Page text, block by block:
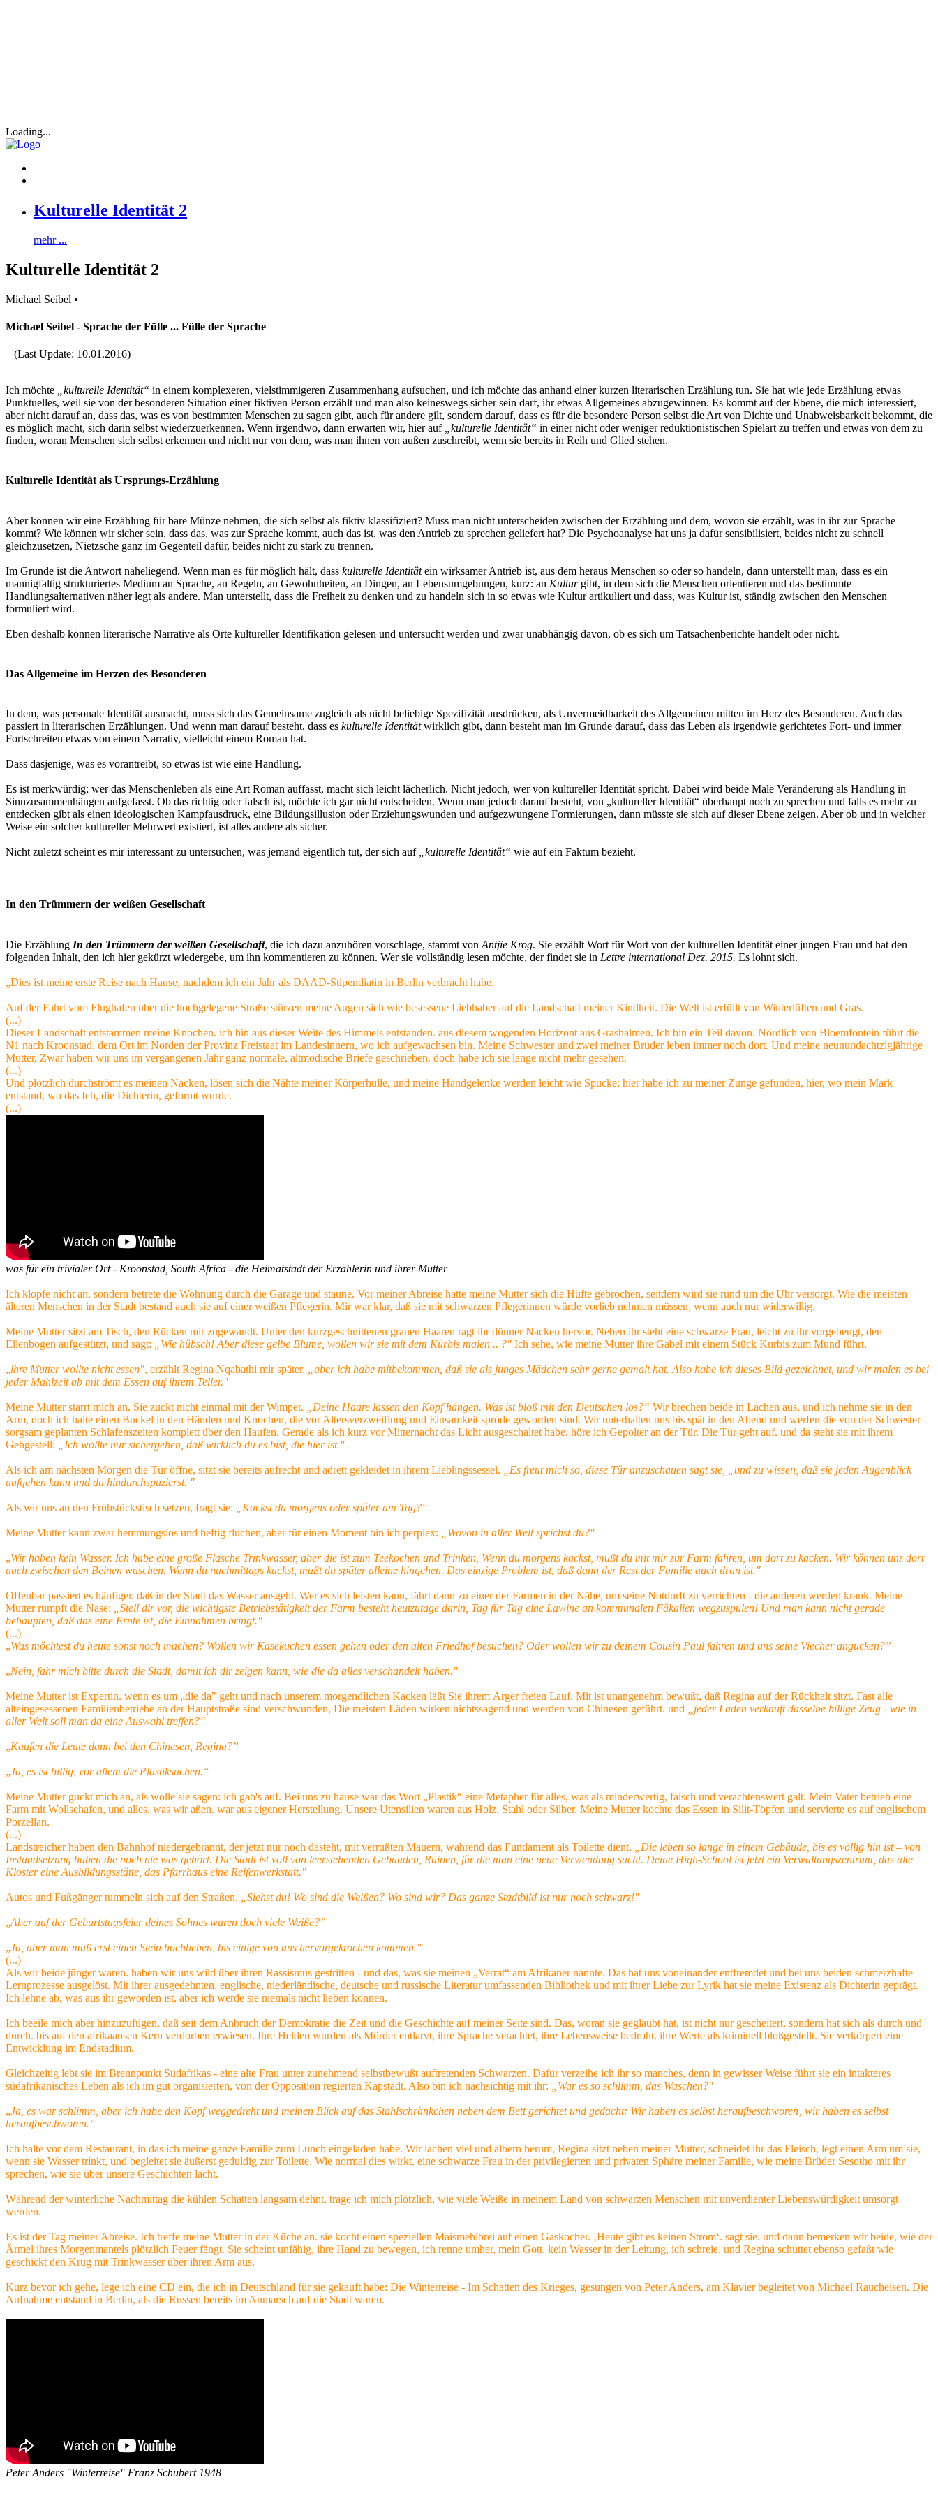
Loading...
Kulturelle Identität 2
mehr ...
Kulturelle Identität 2
Michael Seibel •
Michael Seibel - Sprache der Fülle ... Fülle der Sprache
(Last Update: 10.01.2016)
Ich möchte „kulturelle Identität“ in einem komplexeren, vielstimmigeren Zusammenhang aufsuchen, und ich möchte das anhand einer kurzen literarischen Erzählung tun. Sie hat wie jede Erzählung etwas
Punktuelles, weil sie von der besonderen Situation einer fiktiven Person erzählt und man also keineswegs sicher sein darf, ihr etwas Allgemeines abzugewinnen. Es kommt auf der Ebene, die mich interessiert,
aber nicht darauf an, dass das, was es von bestimmten Menschen zu sagen gibt, auch für andere gilt, sondern darauf, dass es für die besondere Person selbst die Art von Dichte und Unabweisbarkeit bekommt, die
es möglich macht, sich darin selbst wiederzuerkennen. Wenn irgendwo, dann erwarten wir, hier auf
„kulturelle Identität“ in einer nicht oder weniger reduktionistischen Spielart zu treffen und etwas von dem zu
finden, woran Menschen sich selbst erkennen und nicht nur von dem, was man ihnen von außen zuschreibt, wenn sie bereits in Reih und Glied stehen.
Kulturelle Identität als Ursprungs-Erzählung
Aber können wir eine Erzählung für bare Münze nehmen, die sich selbst als fiktiv klassifiziert? Muss man nicht unterscheiden zwischen der Erzählung und dem, wovon sie erzählt, was in ihr zur Sprache
kommt? Wie können wir sicher sein, dass das, was zur Sprache kommt, auch das ist, was den Antrieb zu sprechen geliefert hat? Die Psychoanalyse hat uns ja dafür sensibilisiert, beides nicht zu schnell
gleichzusetzen, Nietzsche ganz im Gegenteil dafür, beides nicht zu stark zu trennen.
Im Grunde ist die Antwort naheliegend. Wenn man es für möglich hält, dass kulturelle Identitätein wirksamer Antrieb ist, aus dem heraus Menschen so oder so handeln, dann unterstellt man, dass es ein
mannigfaltig strukturiertes Medium an Sprache, an Regeln, an Gewohnheiten, an Dingen, an Lebensumgebungen, kurz: an Kulturgibt, in dem sich die Menschen orientieren und das bestimmte
Handlungsalternativen näher legt als andere. Man unterstellt, dass die Freiheit zu denken und zu handeln sich in so etwas wie Kultur artikuliert und dass, was Kultur ist, ständig zwischen den Menschen
formuliert wird.
Eben deshalb können literarische Narrative als Orte kultureller Identifikation gelesen und untersucht werden und zwar unabhängig davon, ob es sich um Tatsachenberichte handelt oder nicht.
Das Allgemeine im Herzen des Besonderen
In dem, was personale Identität ausmacht, muss sich das Gemeinsame zugleich als nicht beliebige Spezifizität ausdrücken, als Unvermeidbarkeit des Allgemeinen mitten im Herz des Besonderen. Auch das
passiert in literarischen Erzählungen. Und wenn man darauf besteht, dass es kulturelle Identitätwirklich gibt, dann besteht man im Grunde darauf, dass das Leben als irgendwie gerichtetes Fort- und immer
Fortschreiten etwas von einem Narrativ, vielleicht einem Roman hat.
Dass dasjenige, was es vorantreibt, so etwas ist wie eine Handlung.
Es ist merkwürdig; wer das Menschenleben als eine Art Roman auffasst, macht sich leicht lächerlich. Nicht jedoch, wer von kultureller Identität spricht. Dabei wird beide Male Veränderung als Handlung in
Sinnzusammenhängen aufgefasst. Ob das richtig oder falsch ist, möchte ich gar nicht entscheiden. Wenn man jedoch darauf besteht, von „kultureller Identität“ überhaupt noch zu sprechen und falls es mehr zu
entdecken gibt als einen ideologischen Kampfausdruck, eine Bildungsillusion oder Erziehungswunden und aufgezwungene Formierungen, dann müsste sie sich auf dieser Ebene zeigen. Aber ob und in welcher
Weise ein solcher kultureller Mehrwert existiert, ist alles andere als sicher.
Nicht zuletzt scheint es mir interessant zu untersuchen, was jemand eigentlich tut, der sich auf „kulturelle Identität“ wie auf ein Faktum bezieht.
In den Trümmern der weißen Gesellschaft
Die Erzählung In den Trümmern der weißen Gesellschaft, die ich dazu anzuhören vorschlage, stammt von Antjie Krog. Sie erzählt Wort für Wort von der kulturellen Identität einer jungen Frau und hat den
folgenden Inhalt, den ich hier gekürzt wiedergebe, um ihn kommentieren zu können. Wer sie vollständig lesen möchte, der findet sie in Lettre international Dez. 2015. Es lohnt sich.
„Dies ist meine erste Reise nach Hause, nachdem ich ein Jahr als DAAD-Stipendiatin in Berlin verbracht habe.
Auf der Fahrt vom Flughafen über die hochgelegene Straße stürzen meine Augen sich wie besessene Liebhaber auf die Landschaft meiner Kindheit. Die Welt ist erfüllt von Winterlüften und Gras.
(...)
Dieser Landschaft entstammen meine Knochen. ich bin aus dieser Weite des Himmels entstanden. aus diesem wogenden Horizont aus Grashalmen. Ich bin ein Teil davon. Nördlich von Bloemfontein führt die
N1 nach Kroonstad. dem Ort im Norden der Provinz Freistaat im Landesinnern, wo ich aufgewachsen bin. Meine Schwester und zwei meiner Brüder leben immer noch dort. Und meine neunundachtzigjährige
Mutter, Zwar haben wir uns im vergangenen Jahr ganz normale, altmodische Briefe geschrieben. doch habe ich sie lange nicht mehr gesehen.
(...)
Und plötzlich durchströmt es meinen Nacken, lösen sich die Nähte meiner Körperhülle, und meine Handgelenke werden leicht wie Spucke; hier habe ich zu meiner Zunge gefunden, hier, wo mein Mark
entstand, wo das Ich, die Dichterin, geformt wurde.
(...)
was für ein trivialer Ort - Kroonstad, South Africa - die Heimatstadt der Erzählerin und ihrer Mutter
Ich klopfe nicht an, sondern betrete die Wohnung durch die Garage und staune. Vor meiner Abreise hatte meine Mutter sich die Hüfte gebrochen, seitdem wird sie rund um die Uhr versorgt. Wie die meisten
älteren Menschen in der Stadt bestand auch sie auf einer weißen Pflegerin. Mir war klar, daß sie mit schwarzen Pflegerinnen würde vorlieb nehmen müssen, wenn auch nur widerwillig.
Meine Mutter sitzt am Tisch, den Rücken mir zugewandt. Unter den kurzgeschnittenen grauen Haaren ragt ihr dünner Nacken hervor. Neben ihr steht eine schwarze Frau, leicht zu ihr vorgebeugt, den
Ellenbogen aufgestützt, und sagt:
„Wie hübsch! Aber diese gelbe Blume, wollen wir sie mit dem Kürbis malen .. ?" Ich sehe, wie meine Mutter ihre Gabel mit einem Stück Kurbis zum Mund führt.
„lhre Mutter wollte nicht essen", erzählt Regina Nqabathi mir später, „aber ich habe mitbekommen, daß sie als junges Mädchen sehr gerne gemalt hat. Also habe ich dieses Bild gezeichnet, und wir malen es bei
jeder Mahlzeit ab mit dem Essen auf ihrem Teller."
Meine Mutter starrt mich an. Sie zuckt nicht einmal mit der Wimper. „Deine Haare lassen den Kopf hängen. Was ist bloß mit den Deutschen los?“ Wir brechen beide in Lachen aus, und ich nehme sie in den
Arm, doch ich halte einen Buckel in den Händen und Knochen, die vor Altersverzweiflung und Einsamkeit spröde geworden sind. Wir unterhalten uns bis spät in den Abend und werfen die von der Schwester
sorgsam geplanten Schlafenszeiten komplett über den Haufen. Gerade als ich kurz vor Mitternacht das Licht ausgeschaltet habe, höre ich Gepolter an der Tür. Die Tür geht auf. und da steht sie mit ihrem
Gehgestell:
„Ich wollte nur sichergehen, daß wirklich du es bist, die hier ist."
Als ich am nächsten Morgen die Tür öffne, sitzt sie bereits aufrecht und adrett gekleidet in ihrem Lieblingssessel.
„Es freut mich so, diese Tür anzuschauen sagt sie, „und zu wissen, daß sie jeden Augenblick
aufgehen kann und du hindurchspazierst. "
Als wir uns an den Frühstückstisch setzen, fragt sie: „Kackst du morgens oder später am Tag?“
Meine Mutter kann zwar hemmungslos und heftig fluchen, aber für einen Moment bin ich perplex: „Wovon in aller Welt sprichst du?"
„Wir haben kein Wasser. Ich habe eine große Flasche Trinkwasser, aber die ist zum Teekochen und Trinken, Wenn du morgens kackst, mußt du mit mir zur Farm fahren, um dort zu kacken. Wir können uns dort
auch zwischen den Beinen waschen. Wenn du nachmittags kackst, mußt du später alleine hingehen. Das einzige Problem ist, daß dann der Rest der Familie auch dran ist."
Offenbar passiert es häufiger. daß in der Stadt das Wasser ausgeht. Wer es sich leisten kann, fährt dann zu einer der Farmen in der Nähe, um seine Notdurft zu verrichten - die anderen werden krank. Meine
Mutter rümpft die Nase:
„Stell dir vor, die wichtigste Betriebstätigkeit der Farm besteht heutzutage darin, Tag für Tag eine Lawine an kommunalen Fäkalien wegzuspülen! Und man kann nicht gerade
behaupten, daß das eine Ernte ist, die Einnahmen bringt."
(...)
„Was möchtest du heute sonst noch machen? Wollen wir Käsekuchen essen gehen oder den alten Friedhof besuchen? Oder wollen wir zu deinem Cousin Paul fahren und uns seine Viecher angucken?”
„Nein, fahr mich bitte durch die Stadt, damit ich dir zeigen kann, wie die da alles verschandelt haben."
Meine Mutter ist Expertin. wenn es um „die da" geht und nach unserem morgendlichen Kacken läßt Sie ihrem Ärger freien Lauf. Mit ist unangenehm bewußt, daß Regina auf der Rückhalt sitzt. Fast alle
alteingesessenen Familienbetriebe an der Hauptstraße sind verschwunden, Die meisten Läden wirken nichtssagend und werden von Chinesen geführt. und
„jeder Laden verkauft dasselbe billige Zeug - wie in
aller Welt soll man da eine Auswahl treffen?“
„Kaufen die Leute dann bei den Chinesen, Regina?”
„Ja, es ist billig, vor allem die Plastiksachen.“
Meine Mutter guckt mich an, als wolle sie sagen: ich gab's auf. Bei uns zu hause war das Wort „Plastik“ eine Metapher für alles, was als minderwertig, falsch und verachtenswert galt. Mein Vater betrieb eine
Farm mit Wollschafen, und alles, was wir aßen. war aus eigener Herstellung. Unsere Utensilien waren aus Holz. Stahl oder Silber. Meine Mutter kochte das Essen in Silit-Töpfen und servierte es auf englischem
Porzellan.
(...)
Landstreicher haben den Bahnhof niedergebrannt, der jetzt nur noch dasteht, mit verrußten Mauern, wahrend das Fundament als Toilette dient.
„Die leben so lange in einem Gebäude, bis es völlig hin ist – von
Instandsetzung haben die noch nie was gehört. Die Stadt ist voll von leerstehenden Gebäuden, Ruinen, für die man eine neue Verwendung sucht. Deine High-School ist jetzt ein Verwaltungszentrum, das alte
Kloster eine Ausbildungsstätte, das Pfarrhaus eine Reifenwerkstatt."
Autos und Fußgänger tummeln sich auf den Straßen. „Siehst du! Wo sind die Weißen? Wo sind wir? Das ganze Stadtbild ist nur noch schwarz!"
„Aber auf der Geburtstagsfeier deines Sohnes waren doch viele Weiße?”
„Ja, aber man muß erst einen Stein hochheben, bis einige von uns hervorgekrochen kommen."
(...)
Als wir beide jünger waren. haben wir uns wild über ihren Rassismus gestritten - und das, was sie meinen „Verrat“ am Afrikaner nannte. Das hat uns voneinander entfremdet und bei uns beiden schmerzhafte
Lernprozesse ausgelöst. Mit ihrer ausgedehnten, englische, niederländische, deutsche und russische Literatur umfassenden Bibliothek und mit ihrer Liebe zur Lyrik hat sie meine Existenz als Dichterin geprägt.
Ich lehne ab, was aus ihr geworden ist, aber ich werde sie niemals nicht lieben können.
Ich beeile mich aber hinzuzufügen, daß seit dem Anbruch der Demokratie die Zeit und die Geschichte auf meiner Seite sind. Das, woran sie geglaubt hat, ist nicht nur gescheitert, sondern hat sich als durch und
durch. bis auf den afrikaansen Kern verdorben erwiesen. Ihre Helden wurden als Mörder entlarvt, ihre Sprache verachtet, ihre Lebensweise bedroht. ihre Werte als kriminell bloßgestellt. Sie verkörpert eine
Entwicklung im Endstadium.
Gleichzeitig lebt sie im Brennpunkt Südafrikas - eine alte Frau unter zunehmend selbstbewußt auftretenden Schwarzen. Dafür verzeihe ich ihr so manches, denn in gewisser Weise führt sie ein intakteres
südafrikanisches Leben als ich im gut organisierten, von der Opposition regierten Kapstadt. Also bin ich nachsichtig mit ihr:
„War es so schlimm, das Waschen?"
„Ja, es war schlimm, aber ich habe den Kopf weggedreht und meinen Blick auf das Stahlschränkchen neben dem Bett gerichtet und gedacht: Wir haben es selbst heraufbeschworen‚ wir haben es selbst
heraufbeschworen.“
Ich halte vor dem Restaurant, in das ich meine ganze Familie zum Lunch eingeladen habe. Wir lachen viel und albern herum, Regina sitzt neben meiner Mutter, schneidet ihr das Fleisch, legt einen Arm um sie,
wenn sie Wasser trinkt, und begleitet sie äußerst geduldig zur Toilette. Wie normal dies wirkt, eine schwarze Frau in der privilegierten und privaten Sphäre meiner Familie, wie meine Brüder Sesotho mit ihr
sprechen, wie sie über unsere Geschichten lacht.
Während der winterliche Nachmittag die kühlen Schatten langsam dehnt, trage ich mich plötzlich, wie viele Weiße in meinem Land von schwarzen Menschen mit unverdienter Liebenswürdigkeit umsorgt
werden.
Es ist der Tag meiner Abreise. Ich treffe meine Mutter in der Küche an. sie kocht einen speziellen Maismehlbrei auf einen Gaskocher. ‚Heute gibt es keinen Strom‘. sagt sie. und dann bemerken wir beide, wie der
Ärmel ihres Morgenmantels plötzlich Feuer fängt. Sie scheint unfähig, ihre Hand zu bewegen, ich renne umher, mein Gott, kein Wasser in der Leitung, ich schreie, und Regina schüttet ebenso gefaßt wie
geschickt den Krug mit Trinkwasser über ihren Arm aus.
Kurz bevor ich gehe, lege ich eine CD ein, die ich in Deutschland für sie gekauft habe: Die Winterreise - Im Schatten des Krieges, gesungen von Peter Anders, am Klavier begleitet von Michael Raucheisen. Die
Aufnahme entstand in Berlin, als die Russen bereits im Anmarsch auf die Stadt waren.
Peter Anders "Winterreise" Franz Schubert 1948